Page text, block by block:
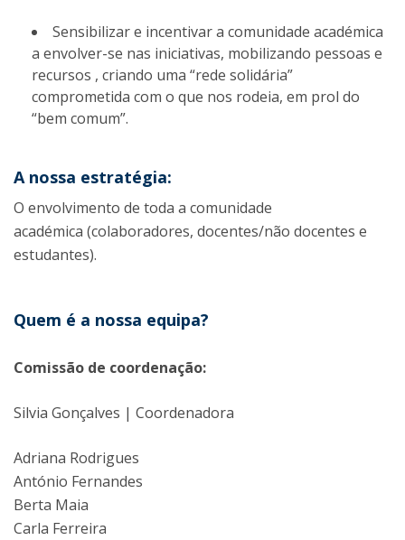
Sensibilizar e incentivar a comunidade académica
a envolver-se nas iniciativas, mobilizando pessoas e
recursos , criando uma “rede solidária”
comprometida com o que nos rodeia, em prol do
“bem comum”.
A nossa estratégia:
O envolvimento de toda a comunidade
académica (colaboradores, docentes/não docentes e
estudantes).
Quem é a nossa equipa?
Comissão de coordenação:
Silvia Gonçalves | Coordenadora
Adriana Rodrigues
António Fernandes
Berta Maia
Carla Ferreira